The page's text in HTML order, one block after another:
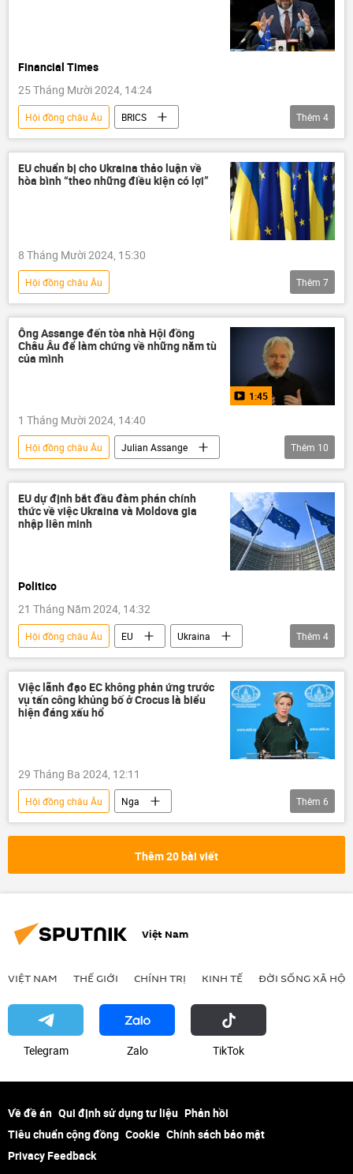
Financial Times
25 Tháng Mười 2024, 14:24
Hội đồng châu Âu
BRICS
Báo chí thế giới
EU
Chính trị
Hội nghị thượng đỉnh BRICS tại Kazan 2024
Thế giới
Thêm 4
EU chuẩn bị cho Ukraina thảo luận về
hòa bình “theo những điều kiện có lợi”
8 Tháng Mười 2024, 15:30
Hội đồng châu Âu
Chiến dịch quân sự đặc biệt tại Ukraina
Cuộc khủng hoảng ở Ukraina
Ukraina
EU
Thế giới
Chính trị
Thêm 7
Ông Assange đến tòa nhà Hội đồng
Châu Âu để làm chứng về những năm tù
của mình
1:45
1 Tháng Mười 2024, 14:40
Hội đồng châu Âu
Julian Assange
Nga
Thế giới
Pháp luật
Hoa Kỳ
WikiLeaks
Hillary Clinton
Iraq
Afghanistan
Video
Thêm 10
EU dự định bắt đầu đàm phán chính
thức về việc Ukraina và Moldova gia
nhập liên minh
Politico
21 Tháng Năm 2024, 14:32
Hội đồng châu Âu EU
Ukraina
Moldova
Thế giới
Chính trị
Báo chí thế giới
Thêm 4
Việc lãnh đạo EC không phản ứng trước
vụ tấn công khủng bố ở Crocus là biểu
hiện đáng xấu hổ
29 Tháng Ba 2024, 12:11
Hội đồng châu Âu
Nga
Vụ tấn công khủng bố tại Crocus City Hall
EC
Thế giới
Bộ Ngoại giao Nga
khủng bố
Thêm 6
Thêm 20 bài viết
Việt Nam
VIỆT NAM THẾ GIỚI CHÍNH TRỊ KINH TẾ ĐỜI SỐNG XÃ HỘI
Telegram Zalo ТikТоk
Về đề án Qui định sử dụng tư liệu Phản hồi
Tiêu chuẩn cộng đồng Cookie Chính sách bảo mật
Privacy Feedback